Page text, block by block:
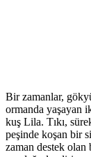
Bir zamanlar,
ormanda yaşayan
kuş Lila. Tıkı,
peşinde koşan bir
zaman destek